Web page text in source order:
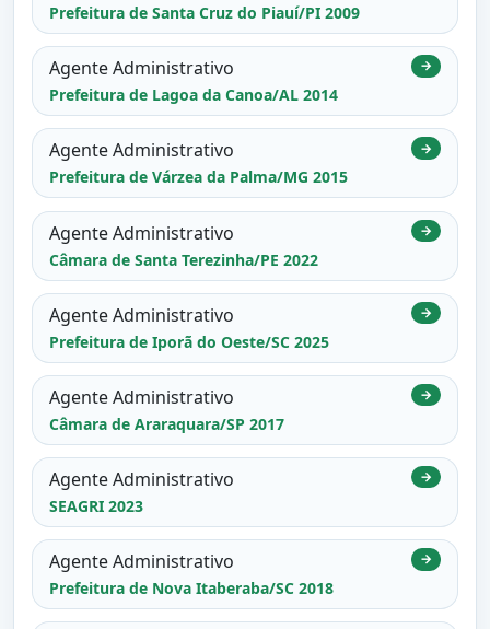
Prefeitura de Santa Cruz do Piauí/PI 2009
Agente Administrativo
Prefeitura de Lagoa da Canoa/AL 2014
→
Agente Administrativo
Prefeitura de Várzea da Palma/MG 2015
→
Agente Administrativo
Câmara de Santa Terezinha/PE 2022
→
Agente Administrativo
Prefeitura de Iporã do Oeste/SC 2025
→
Agente Administrativo
Câmara de Araraquara/SP 2017
→
Agente Administrativo
SEAGRI 2023
→
Agente Administrativo
Prefeitura de Nova Itaberaba/SC 2018
→